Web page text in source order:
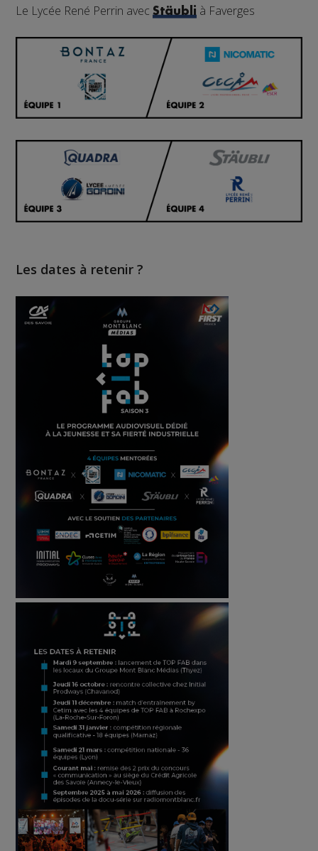
Le Lycée René Perrin avecStäubli à Faverges
Les dates à retenir ?